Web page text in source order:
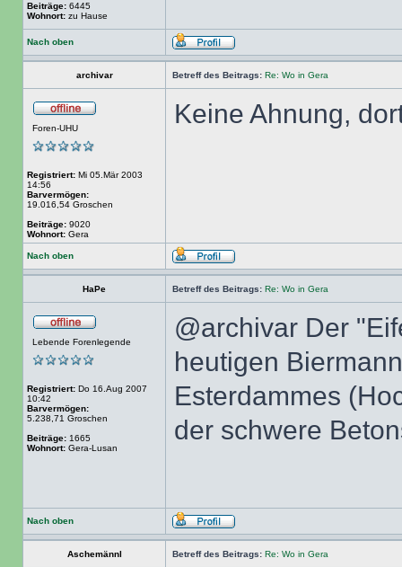
Beiträge: 6445
Wohnort: zu Hause
Nach oben
archivar Betreff des Beitrags: Re: Wo in Gera
Foren-UHU
Registriert: Mi 05.Mär 2003
14:56
Barvermögen:
19.016,54 Groschen
Beiträge: 9020
Wohnort: Gera
Keine Ahnung,
Nach oben
HaPe Betreff des Beitrags: Re: Wo in Gera
Lebende Forenlegende
Registriert: Do 16.Aug 2007
10:42
Barvermögen:
5.238,71 Groschen
Beiträge: 1665
Wohnort: Gera-Lusan
@archivar Der
heutigen
Esterdammes
der schwere
Nach oben
Aschemännl Betreff des Beitrags: Re: Wo in Gera